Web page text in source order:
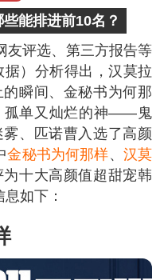
能排进前10名？
友评选、第三方报告等
）分析得出，汉莫拉
瞬间、金秘书为何那
孤单又灿烂的神——鬼
、匹诺曹入选了高颜
金秘书为何那样、 汉莫
为十大高颜值超甜宠韩
息如下：